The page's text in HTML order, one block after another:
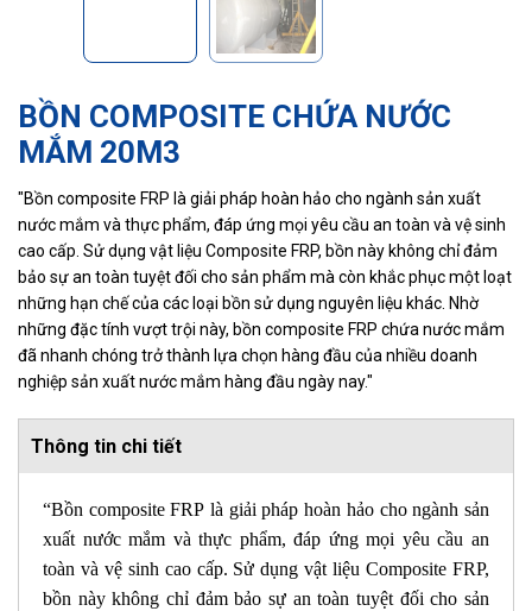
BỒN COMPOSITE CHỨA NƯỚC
MẮM 20M3
"Bồn composite FRP là giải pháp hoàn hảo cho ngành sản xuất
nước mắm và thực phẩm, đáp ứng mọi yêu cầu an toàn và vệ sinh
cao cấp. Sử dụng vật liệu Composite FRP, bồn này không chỉ đảm
bảo sự an toàn tuyệt đối cho sản phẩm mà còn khắc phục một loạt
những hạn chế của các loại bồn sử dụng nguyên liệu khác. Nhờ
những đặc tính vượt trội này, bồn composite FRP chứa nước mắm
đã nhanh chóng trở thành lựa chọn hàng đầu của nhiều doanh
nghiệp sản xuất nước mắm hàng đầu ngày nay."
Thông tin chi tiết
“Bồn composite FRP là giải pháp hoàn hảo cho ngành sản
xuất nước mắm và thực phẩm, đáp ứng mọi yêu cầu an
toàn và vệ sinh cao cấp. Sử dụng vật liệu Composite FRP,
bồn này không chỉ đảm bảo sự an toàn tuyệt đối cho sản